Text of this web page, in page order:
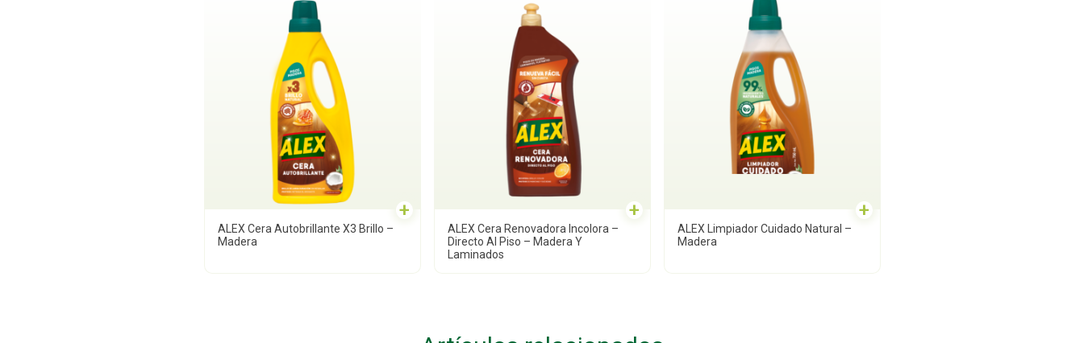
+
ALEX Cera Autobrillante X3 Brillo –
Madera
+
ALEX Cera Renovadora Incolora –
Directo Al Piso – Madera Y
Laminados
+
ALEX Limpiador Cuidado Natural –
Madera